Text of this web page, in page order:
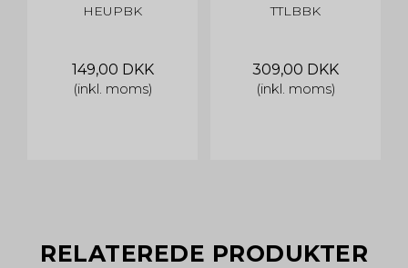
HEUPBK
149,00 DKK
(inkl. moms)
TTLBBK
309,00 DKK
(inkl. moms)
RELATEREDE PRODUKTER